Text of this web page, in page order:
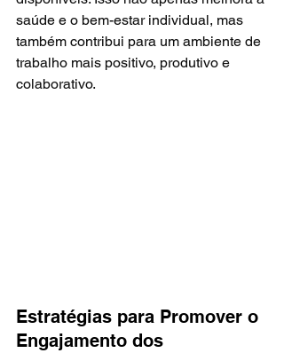
saúde e o bem-estar individual, mas
também contribui para um ambiente de
trabalho mais positivo, produtivo e
colaborativo.
Estratégias para Promover o
Engajamento dos